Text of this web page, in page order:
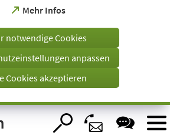
Mehr Infos
(Öffnet
einem
Tab)
notwendige Cookies
anpassen
Cookies akzeptieren